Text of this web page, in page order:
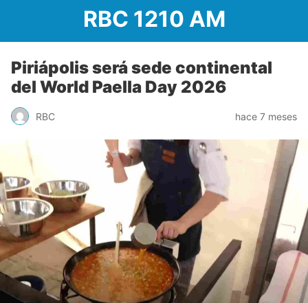
RBC 1210 AM
Piriápolis será sede continental
del World Paella Day 2026
RBC hace 7 meses